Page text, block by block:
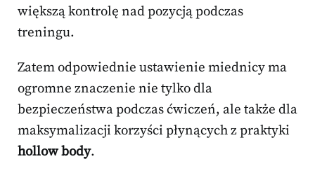
większą kontrolę nad pozycją podczas
treningu.
Zatem odpowiednie ustawienie miednicy ma
ogromne znaczenie nie tylko dla
bezpieczeństwa podczas ćwiczeń, ale także dla
maksymalizacji korzyści płynących z praktyki
hollow body.